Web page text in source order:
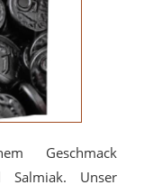
Geschmack
Salmiak. Unser